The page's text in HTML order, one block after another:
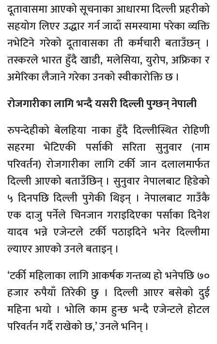
दूतावासमा आएको सूचनाका आधारमा दिल्ली प्रहरीको
सहयोग लिएर उद्धार गर्न जादाँ समस्यामा परेका व्यक्ति
नभेटिने गरेको दूतावासका ती कर्मचारी बताउँछन् ।
तस्करले भारत हुँदै खाडी, मलेसिया, युरोप, अफ्रिका र
अमेरिका लैजाने गरेका उनको स्वीकारोक्ति छ ।
रोजगारीका लागि भन्दै यसरी दिल्ली पुग्छन् नेपाली
रुपन्देहीको बेलहिया नाका हुँदै दिल्लीस्थित रोहिणी
सहरमा भेटिएकी पर्साकी सरिता सुनुवार (नाम
परिवर्तन) रोजगारीका लागि टर्की जान दलालमार्फत
दिल्ली आएको बताउँछिन् । सुनुवार नेपालबाट हिडेको
५ दिनपछि दिल्ली पुगेकी थिइन् । नेपालबाट गाउँकै
एक दाजु पर्नेले चिनजान गराइदिएका पर्साका दिनेश
यादव भन्ने एजेन्टले टर्की पठाइदिने भनेर दिल्लीमा
ल्याएर आएको उनले बताइन् ।
‘टर्की महिलाका लागि आकर्षक गन्तव्य हो भनेपछि ७०
हजार रुपैयाँ तिरेकी छु । दिल्ली आएर बसेको दुई
महिना भयो । भोलि काम हुन्छ भन्दै एजेन्टले होटल
परिवर्तन गर्दै राखेको छ,’ उनले भनिन् ।